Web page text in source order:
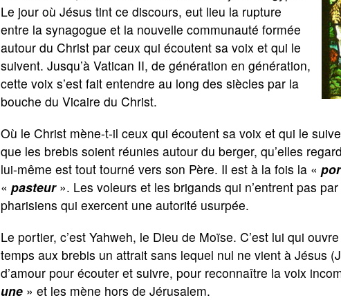
Le jour où Jésus tint ce discours, eut lieu la rupture
entre la synagogue et la nouvelle communauté formée
autour du Christ par ceux qui écoutent sa voix et qui le
suivent. Jusqu’à Vatican II, de génération en génération,
cette voix s’est fait entendre au long des siècles par la
bouche du Vicaire du Christ.
Où le Christ mène-t-il ceux qui écoutent sa voix et qui le
que les brebis soient réunies autour du berger, qu’elles
lui-même est tout tourné vers son Père. Il est à la fois la «
« pasteur». Les voleurs et les brigands qui n’entrent pas
pharisiens qui exercent une autorité usurpée.
Le portier, c’est Yahweh, le Dieu de Moïse. C’est lui qui
temps aux brebis un attrait sans lequel nul ne vient à Jésus
d’amour pour écouter et suivre, pour reconnaître la voix
une » et les mène hors de Jérusalem.